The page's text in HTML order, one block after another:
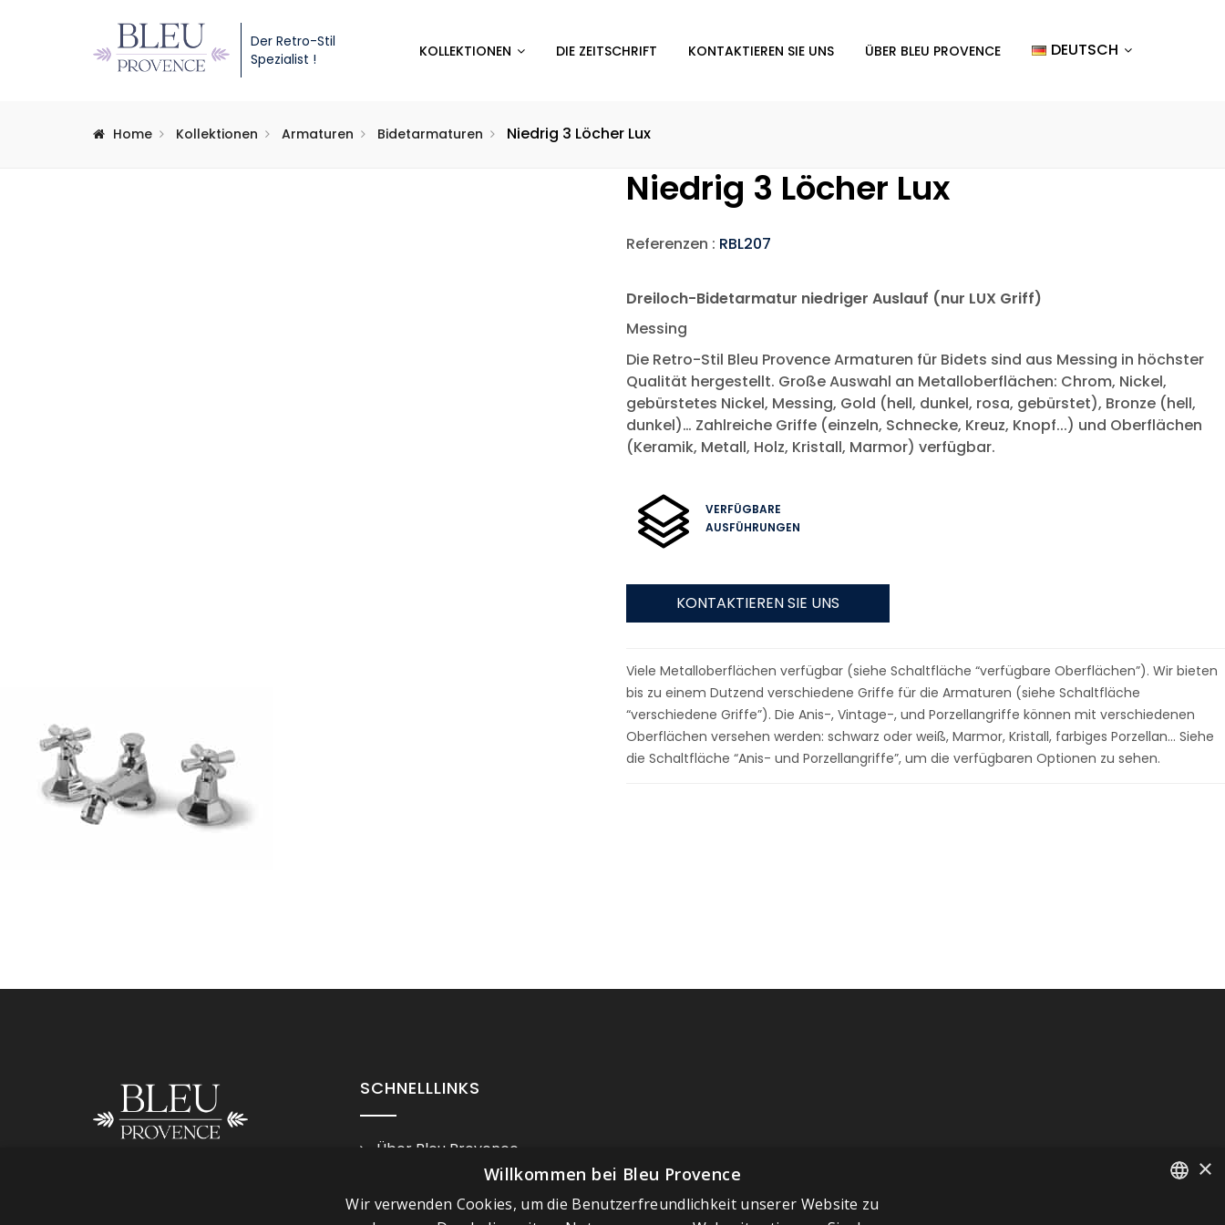
Der Retro-Stil
Spezialist !
KOLLEKTIONEN DIE ZEITSCHRIFT KONTAKTIEREN SIE UNS ÜBER BLEU PROVENCE DEUTSCH
Home Kollektionen Armaturen Bidetarmaturen Niedrig 3 Löcher Lux
Niedrig 3 Löcher Lux
Referenzen : RBL207
Dreiloch-Bidetarmatur niedriger Auslauf (nur LUX Griff)
Messing
Die Retro-Stil Bleu Provence Armaturen für Bidets sind aus Messing in höchster
Qualität hergestellt. Große Auswahl an Metalloberflächen: Chrom, Nickel,
gebürstetes Nickel, Messing, Gold (hell, dunkel, rosa, gebürstet), Bronze (hell,
dunkel)… Zahlreiche Griffe (einzeln, Schnecke, Kreuz, Knopf...) und Oberflächen
(Keramik, Metall, Holz, Kristall, Marmor) verfügbar.
VERFÜGBARE
AUSFÜHRUNGEN
KONTAKTIEREN SIE UNS
Viele Metalloberflächen verfügbar (siehe Schaltfläche “verfügbare Oberflächen”). Wir bieten
bis zu einem Dutzend verschiedene Griffe für die Armaturen (siehe Schaltfläche
“verschiedene Griffe”). Die Anis-, Vintage-, und Porzellangriffe können mit verschiedenen
Oberflächen versehen werden: schwarz oder weiß, Marmor, Kristall, farbiges Porzellan… Siehe
die Schaltfläche “Anis- und Porzellangriffe”, um die verfügbaren Optionen zu sehen.
SCHNELLLINKS
Über Bleu Provence
Geschäftsbedingungen
×
Willkommen bei Bleu Provence
Wir verwenden Cookies, um die Benutzerfreundlichkeit unserer Website zu